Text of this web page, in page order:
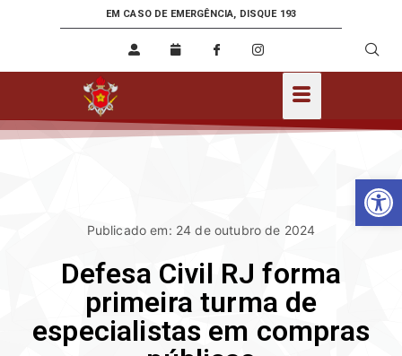
EM CASO DE EMERGÊNCIA, DISQUE 193
Publicado em: 24 de outubro de 2024
Defesa Civil RJ forma
primeira turma de
especialistas em compras